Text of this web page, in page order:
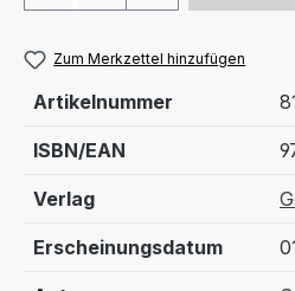
Zum Merkzettel hinzufügen
Artikelnummer
ISBN/EAN
Verlag
Erscheinungsdatum